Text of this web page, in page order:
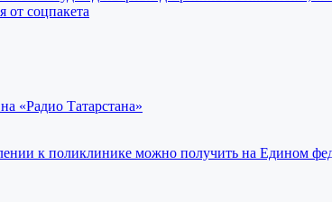
от соцпакета
«Радио Татарстана»
к поликлинике можно получить на Едином